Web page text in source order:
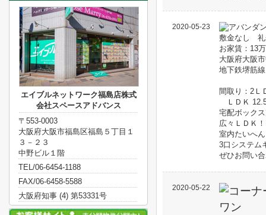
2020-05-23
敷金なし 礼
お家賃：13
大阪府大阪
地下鉄堺筋
間取り：2Ｌ
ＬＤＫ
宅配ボック
広々ＬＤＫ
室内たいへ
3口システム
ぜひお問い
2020-05-22
エイブルネットワーク福島店株式
会社スペースアドバンス
〒553-0003
大阪府大阪市福島区福島５丁目１
３－２３
中野ビル１階
TEL/06-6454-1188
FAX/06-6458-5588
大阪府知事 (4) 第53331号